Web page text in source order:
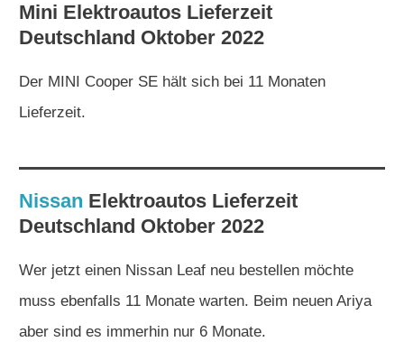
Mini Elektroautos Lieferzeit
Deutschland Oktober 2022
Der MINI Cooper SE hält sich bei 11 Monaten
Lieferzeit.
Nissan Elektroautos Lieferzeit
Deutschland Oktober 2022
Wer jetzt einen Nissan Leaf neu bestellen möchte
muss ebenfalls 11 Monate warten. Beim neuen Ariya
aber sind es immerhin nur 6 Monate.